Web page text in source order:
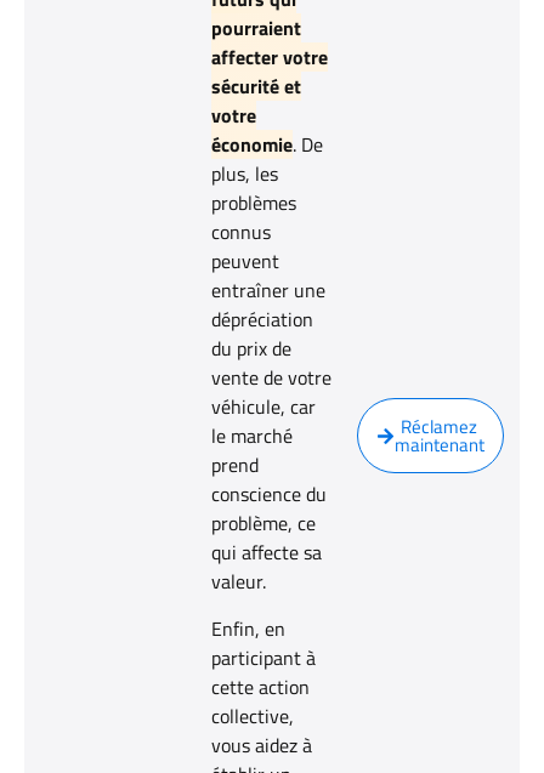
pourraient
affecter votre
sécurité et
votre
économie. De
plus, les
problèmes
connus
peuvent
entraîner une
dépréciation
du prix de
vente de votre
véhicule, car
le marché
prend
conscience du
problème, ce
qui affecte sa
valeur.
Enfin, en
participant à
cette action
collective,
vous aidez à
Réclamez
maintenant